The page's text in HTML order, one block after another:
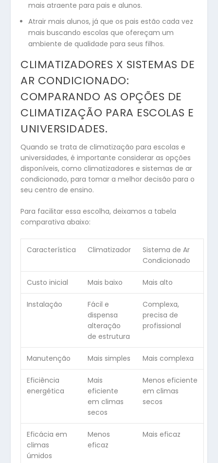
mais atraente para pais e alunos.
Atrair mais alunos, já que os pais estão cada vez
mais buscando escolas que ofereçam um
ambiente de qualidade para seus filhos.
CLIMATIZADORES X SISTEMAS DE
AR CONDICIONADO:
COMPARANDO AS OPÇÕES DE
CLIMATIZAÇÃO PARA ESCOLAS E
UNIVERSIDADES.
Quando se trata de climatização para escolas e
universidades, é importante considerar as opções
disponíveis, como climatizadores e sistemas de ar
condicionado, para tomar a melhor decisão para o
seu centro de ensino.
Para facilitar essa escolha, deixamos a tabela
comparativa abaixo:
Característica Climatizador
Sistema de Ar
Condicionado
Custo inicial Mais baixo Mais alto
Instalação
Fácil e
dispensa
alteração
de estrutura
Complexa,
precisa de
profissional
Manutenção Mais simples Mais complexa
Eficiência
energética
Mais
eficiente
em climas
secos
Menos eficiente
em climas
secos
Eficácia em
climas
úmidos
Menos
eficaz
Mais eficaz